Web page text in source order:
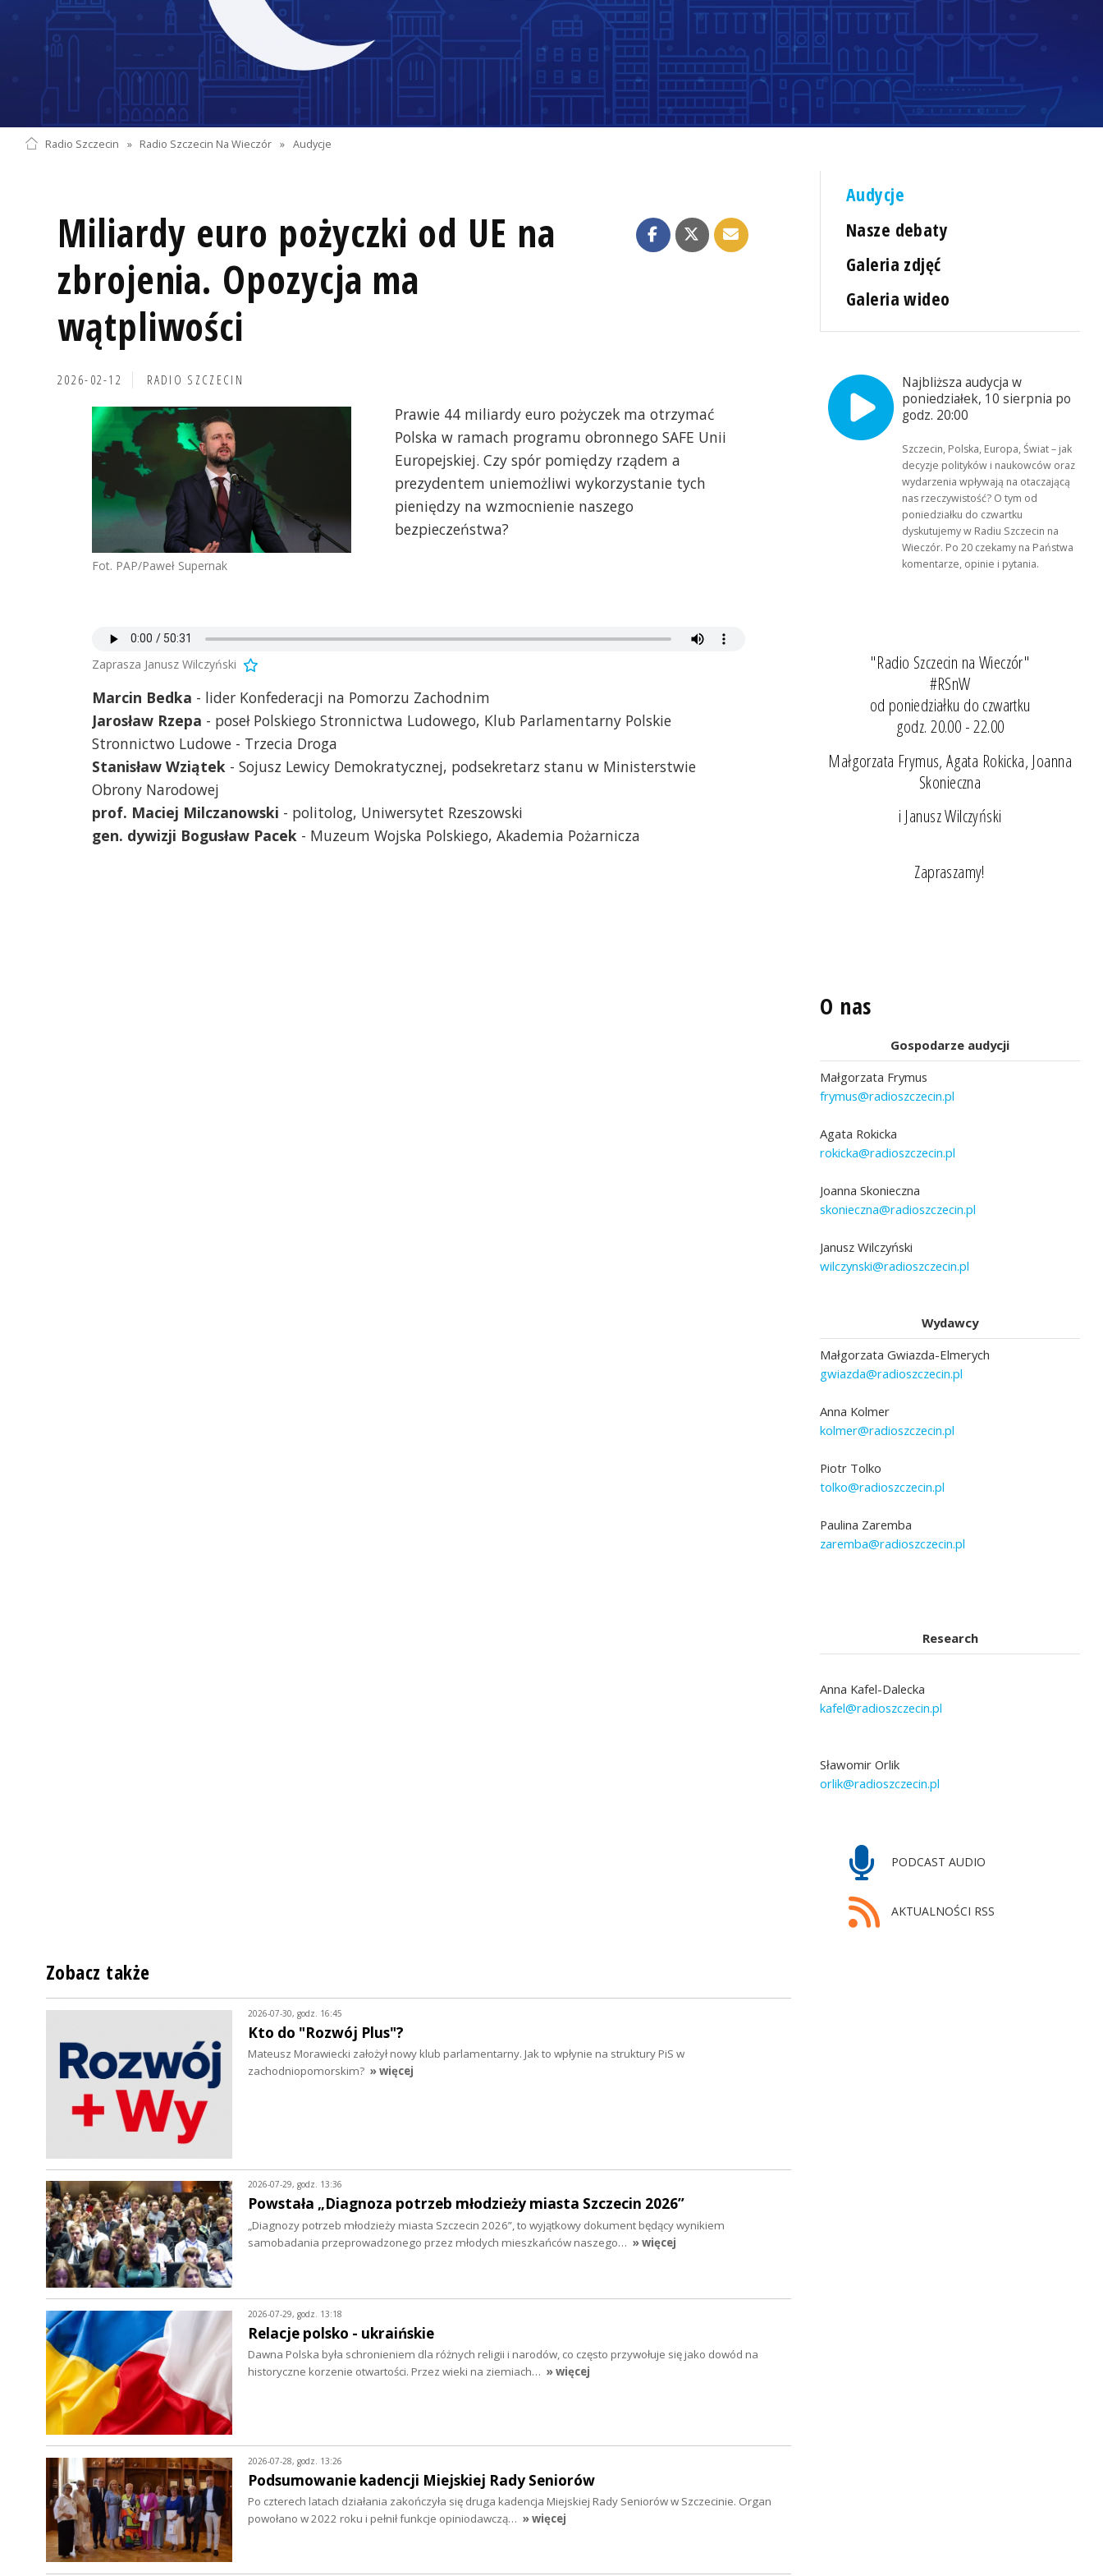
Radio Szczecin » Radio Szczecin Na Wieczór » Audycje
Miliardy euro pożyczki od UE na
zbrojenia. Opozycja ma
wątpliwości
2026-02-12 RADIO SZCZECIN
Fot. PAP/Paweł Supernak
Prawie 44 miliardy euro pożyczek ma otrzymać
Polska w ramach programu obronnego SAFE Unii
Europejskiej. Czy spór pomiędzy rządem a
prezydentem uniemożliwi wykorzystanie tych
pieniędzy na wzmocnienie naszego
bezpieczeństwa?
Zaprasza Janusz Wilczyński
Marcin Bedka - lider Konfederacji na Pomorzu Zachodnim
Jarosław Rzepa - poseł Polskiego Stronnictwa Ludowego, Klub Parlamentarny Polskie
Stronnictwo Ludowe - Trzecia Droga
Stanisław Wziątek - Sojusz Lewicy Demokratycznej, podsekretarz stanu w Ministerstwie
Obrony Narodowej
prof. Maciej Milczanowski - politolog, Uniwersytet Rzeszowski
gen. dywizji Bogusław Pacek - Muzeum Wojska Polskiego, Akademia Pożarnicza
Audycje
Nasze debaty
Galeria zdjęć
Galeria wideo
Najbliższa audycja w
poniedziałek, 10 sierpnia po
godz. 20:00
Szczecin, Polska, Europa, Świat – jak
decyzje polityków i naukowców oraz
wydarzenia wpływają na otaczającą
nas rzeczywistość? O tym od
poniedziałku do czwartku
dyskutujemy w Radiu Szczecin na
Wieczór. Po 20 czekamy na Państwa
komentarze, opinie i pytania.
"Radio Szczecin na Wieczór"
#RSnW
od poniedziałku do czwartku
godz. 20.00 - 22.00
Małgorzata Frymus, Agata Rokicka, Joanna
Skonieczna
i Janusz Wilczyński
Zapraszamy!
O nas
Gospodarze audycji
Małgorzata Frymus
frymus@radioszczecin.pl
Agata Rokicka
rokicka@radioszczecin.pl
Joanna Skonieczna
skonieczna@radioszczecin.pl
Janusz Wilczyński
wilczynski@radioszczecin.pl
Wydawcy
Małgorzata Gwiazda-Elmerych
gwiazda@radioszczecin.pl
Anna Kolmer
kolmer@radioszczecin.pl
Piotr Tolko
tolko@radioszczecin.pl
Paulina Zaremba
zaremba@radioszczecin.pl
Research
Anna Kafel-Dalecka
kafel@radioszczecin.pl
Sławomir Orlik
orlik@radioszczecin.pl
PODCAST AUDIO
AKTUALNOŚCI RSS
Zobacz także
2026-07-30, godz. 16:45
Kto do "Rozwój Plus"?
Mateusz Morawiecki założył nowy klub parlamentarny. Jak to wpłynie na struktury PiS w
zachodniopomorskim? » więcej
2026-07-29, godz. 13:36
Powstała „Diagnoza potrzeb młodzieży miasta Szczecin 2026”
„Diagnozy potrzeb młodzieży miasta Szczecin 2026”, to wyjątkowy dokument będący wynikiem
samobadania przeprowadzonego przez młodych mieszkańców naszego… » więcej
2026-07-29, godz. 13:18
Relacje polsko - ukraińskie
Dawna Polska była schronieniem dla różnych religii i narodów, co często przywołuje się jako dowód na
historyczne korzenie otwartości. Przez wieki na ziemiach… » więcej
2026-07-28, godz. 13:26
Podsumowanie kadencji Miejskiej Rady Seniorów
Po czterech latach działania zakończyła się druga kadencja Miejskiej Rady Seniorów w Szczecinie. Organ
powołano w 2022 roku i pełnił funkcje opiniodawczą… » więcej